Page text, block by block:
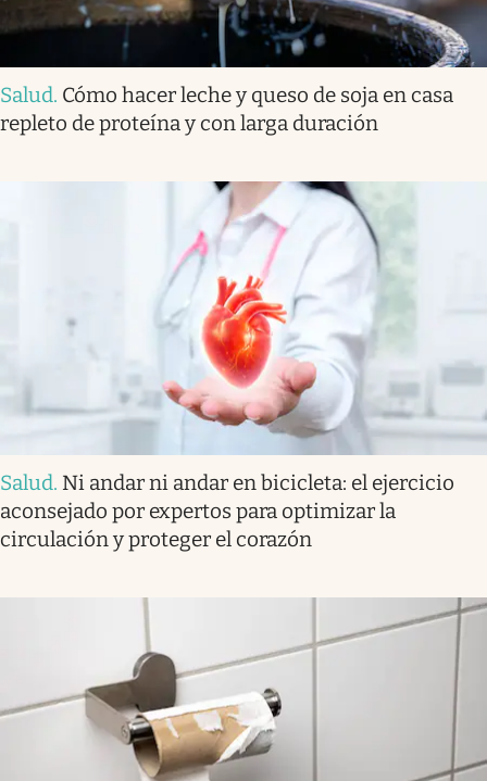
Salud. Cómo hacer leche y queso de soja en casa
repleto de proteína y con larga duración
Salud. Ni andar ni andar en bicicleta: el ejercicio
aconsejado por expertos para optimizar la
circulación y proteger el corazón